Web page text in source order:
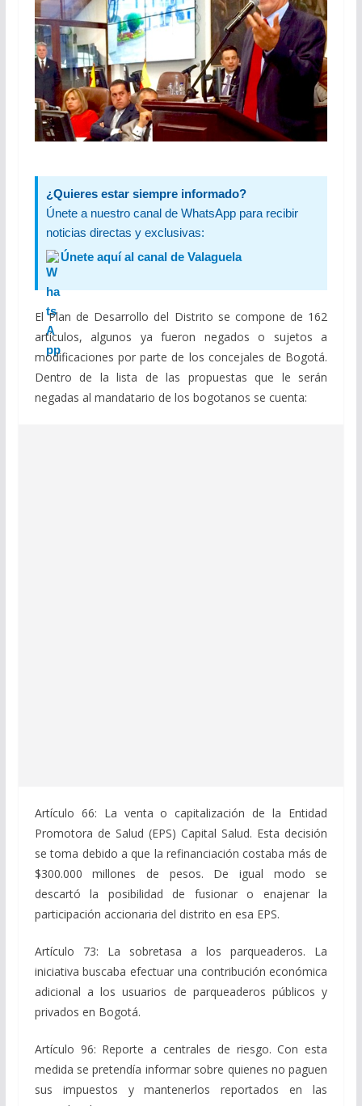
¿Quieres estar siempre informado?
Únete a nuestro canal de WhatsApp para recibir
noticias directas y exclusivas:
Únete aquí al canal de Valaguela
El Plan de Desarrollo del Distrito se compone de 162
artículos, algunos ya fueron negados o sujetos a
modificaciones por parte de los concejales de Bogotá.
Dentro de la lista de las propuestas que le serán
negadas al mandatario de los bogotanos se cuenta:
Artículo 66: La venta o capitalización de la Entidad
Promotora de Salud (EPS) Capital Salud. Esta decisión
se toma debido a que la refinanciación costaba más de
$300.000 millones de pesos. De igual modo se
descartó la posibilidad de fusionar o enajenar la
participación accionaria del distrito en esa EPS.
Artículo 73: La sobretasa a los parqueaderos. La
iniciativa buscaba efectuar una contribución económica
adicional a los usuarios de parqueaderos públicos y
privados en Bogotá.
Artículo 96: Reporte a centrales de riesgo. Con esta
medida se pretendía informar sobre quienes no paguen
sus impuestos y mantenerlos reportados en las